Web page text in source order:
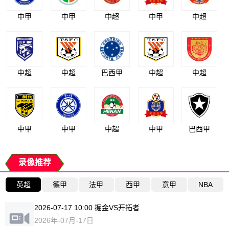
中甲 中甲 中超 中甲 中超
中超 中超 巴西甲 中超 中超
中甲 中甲 中超 中甲 巴西甲
录像推荐
英超 德甲 法甲 西甲 意甲 NBA
2026-07-17 10:00 掘金VS开拓者
2026年-07月-17日